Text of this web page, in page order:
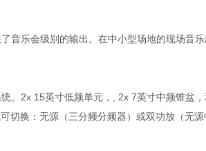
音乐会级别的输出。在中小型场地的现场音
。2x 15英寸低频单元，, 2x 7英寸中频锥盆
切换：无源（三分频分频器）或双功放（无源